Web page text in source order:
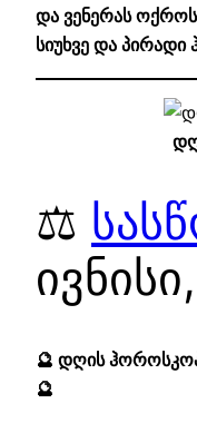
და ვენერას
სიუხვე და პირადი
⚖️
🔮 დღის
🔮